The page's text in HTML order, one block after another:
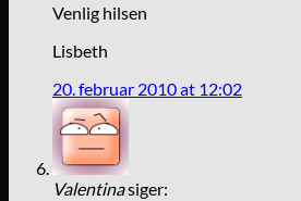
Venlig hilsen
Lisbeth
20. februar 2010 at 12:02
Valentinasiger: